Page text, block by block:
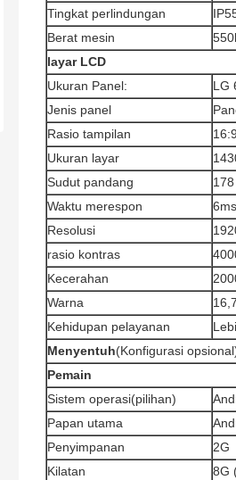
Tingkat perlindungan
Berat mesin
layar LCD
Ukuran Panel:
LG
Jenis panel
Rasio tampilan
16:9
Ukuran layar
Sudut pandang
178
Waktu merespon
6ms
Resolusi
rasio kontras
Kecerahan
Warna
Kehidupan pelayanan
Menyentuh(Konfigurasi
Pemain
Sistem operasi(pilihan)
Papan utama
Penyimpanan
2G
Kilatan
8G